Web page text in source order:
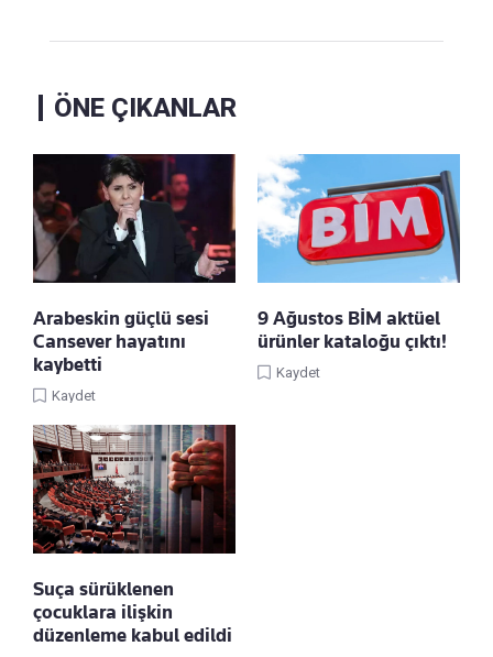
ÖNE ÇIKANLAR
Arabeskin güçlü sesi
Cansever hayatını
kaybetti
Kaydet
9 Ağustos BİM aktüel
ürünler kataloğu çıktı!
Kaydet
Suça sürüklenen
çocuklara ilişkin
düzenleme kabul edildi